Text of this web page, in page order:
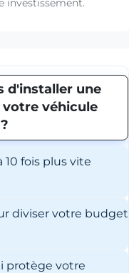
investissement.
d'installer une
véhicule
fois plus vite
diviser votre budget
protège votre